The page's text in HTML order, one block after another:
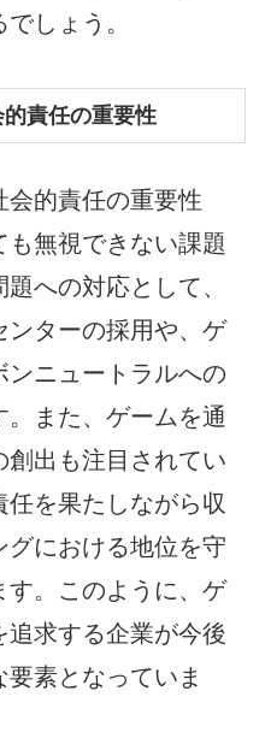
しょう。
責任の重要性
的責任の重要性
無視できない課題
への対応として、
ンターの採用や、ゲ
ンニュートラルへの
また、ゲームを通
創出も注目されてい
任を果たしながら収
における地位を守
す。このように、ゲ
追求する企業が今後
素となっていま